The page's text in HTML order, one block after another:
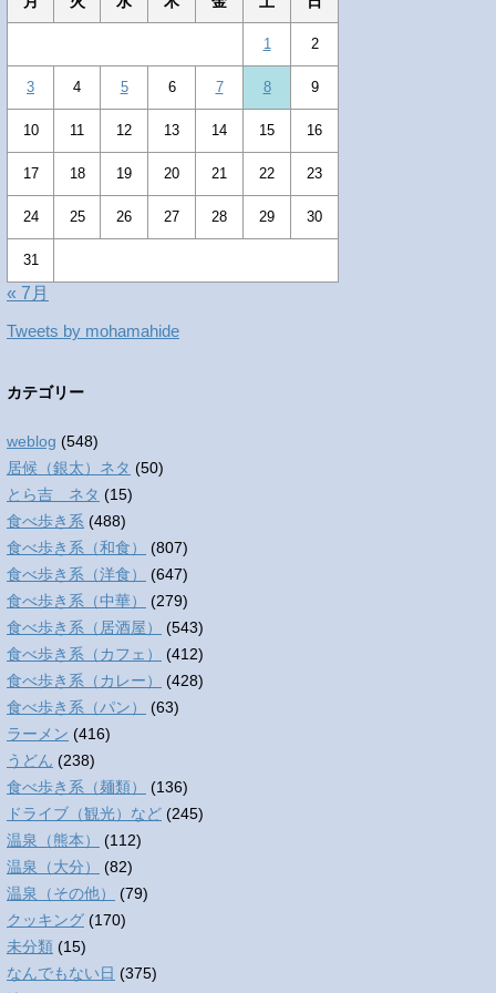
1 2
3 4 5 6 7 8 9
10 11 12 13 14 15 16
17 18 19 20 21 22 23
24 25 26 27 28 29 30
31
« 7月
Tweets by mohamahide
カテゴリー
weblog (548)
居候（銀太）ネタ (50)
とら吉 ネタ (15)
食べ歩き系 (488)
食べ歩き系（和食）
(807)
食べ歩き系（洋食）
(647)
食べ歩き系（中華）
(279)
食べ歩き系（居酒屋）
(543)
食べ歩き系（カフェ）
(412)
食べ歩き系（カレー）
(428)
食べ歩き系（パン）
(63)
ラーメン (416)
うどん (238)
食べ歩き系（麺類）
(136)
ドライブ（観光）など (245)
温泉（熊本）
(112)
温泉（大分）
(82)
温泉（その他）
(79)
クッキング (170)
未分類 (15)
なんでもない日 (375)